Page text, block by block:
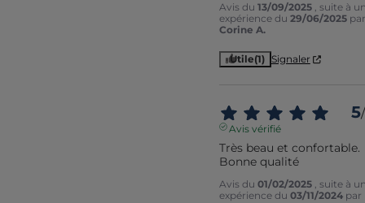
Avis du 13/09/2025 , suite à
expérience du 29/06/2025 par
Corine A.
Utile(1) Signaler
5/
Avis vérifié
Très beau et confortable.
Bonne qualité
Avis du 01/02/2025 , suite à
expérience du 03/11/2024 par